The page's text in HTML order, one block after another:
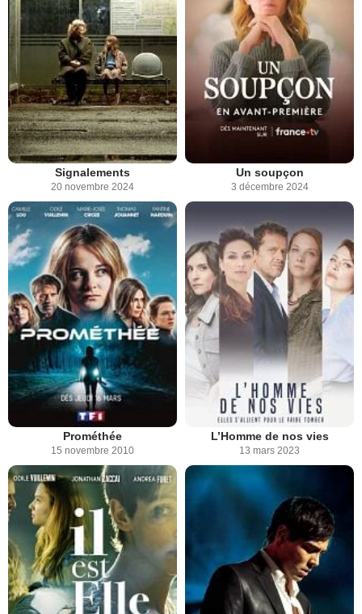
Signalements
20 novembre 2024
Un soupçon
3 décembre 2024
Prométhée
15 novembre 2010
L’Homme de nos vies
13 mars 2023